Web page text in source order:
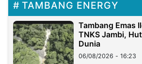
TAMBANG ENERGY
Tambang Emas
TNKS Jambi,
Dunia
06/08/2026 - 16:23